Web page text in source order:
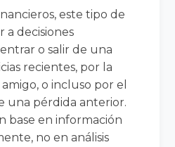
este tipo de
a decisiones
o salir de una
recientes, por la
o incluso por el
una pérdida anterior.
base en información
no en análisis